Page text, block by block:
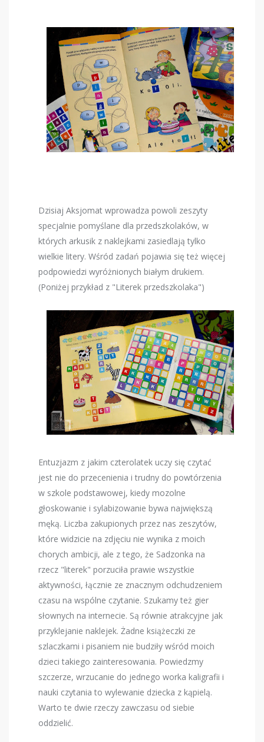
Dzisiaj Aksjomat wprowadza powoli zeszyty
specjalnie pomyślane dla przedszkolaków, w
których arkusik z naklejkami zasiedlają tylko
wielkie litery. Wśród zadań pojawia się też więcej
podpowiedzi wyróżnionych białym drukiem.
(Poniżej przykład z "Literek przedszkolaka")
Entuzjazm z jakim czterolatek uczy się czytać
jest nie do przecenienia i trudny do powtórzenia
w szkole podstawowej, kiedy mozolne
głoskowanie i sylabizowanie bywa największą
męką. Liczba zakupionych przez nas zeszytów,
które widzicie na zdjęciu nie wynika z moich
chorych ambicji, ale z tego, że Sadzonka na
rzecz "literek" porzuciła prawie wszystkie
aktywności, łącznie ze znacznym odchudzeniem
czasu na wspólne czytanie. Szukamy też gier
słownych na internecie. Są równie atrakcyjne jak
przyklejanie naklejek. Żadne książeczki ze
szlaczkami i pisaniem nie budziły wśród moich
dzieci takiego zainteresowania. Powiedzmy
szczerze, wrzucanie do jednego worka kaligrafii i
nauki czytania to wylewanie dziecka z kąpielą.
Warto te dwie rzeczy zawczasu od siebie
oddzielić.